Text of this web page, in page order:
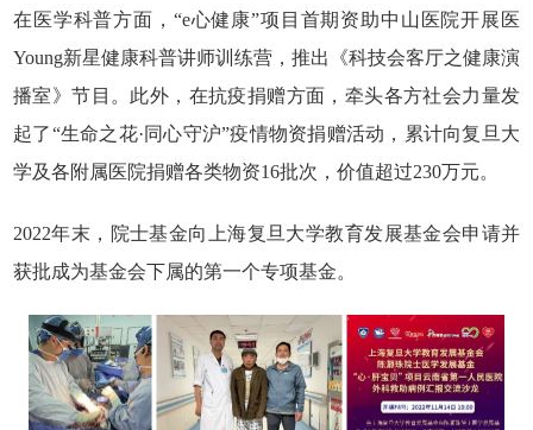
在医学科普方面，“e心健康”项目首期资助中山医院开展医
Young新星健康科普讲师训练营，推出《科技会客厅之健康演
播室》节目。此外，在抗疫捐赠方面，牵头各方社会力量发
起了“生命之花·同心守沪”疫情物资捐赠活动，累计向复旦大
学及各附属医院捐赠各类物资16批次，价值超过230万元。
2022年末，院士基金向上海复旦大学教育发展基金会申请并
获批成为基金会下属的第一个专项基金。